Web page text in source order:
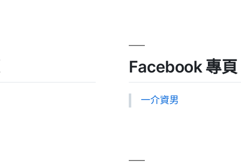
Facebook 專頁
一介資男